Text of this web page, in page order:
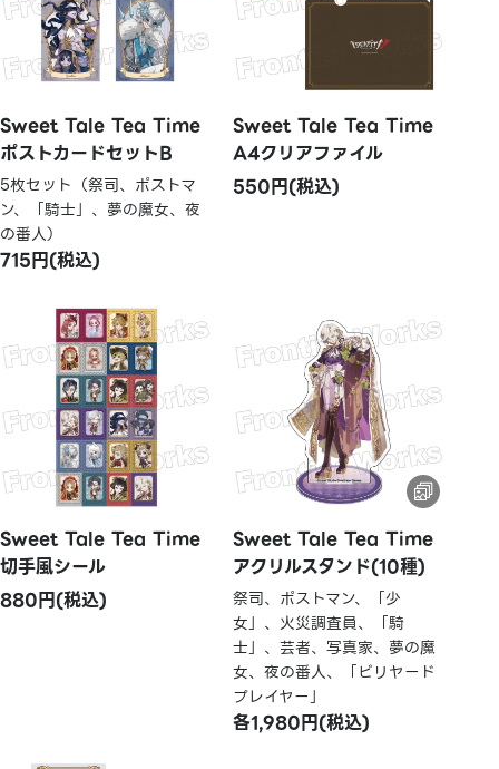
Sweet Tale Tea Time
ポストカードセットB
5枚セット（祭司、ポストマ
ン、「騎士」、夢の魔女、夜
の番人）
715円(税込)
Sweet Tale Tea Time
A4クリアファイル
550円(税込)
Sweet Tale Tea Time
切手風シール
880円(税込)
Sweet Tale Tea Time
アクリルスタンド(10種)
祭司、ポストマン、「少
女」、火災調査員、「騎
士」、芸者、写真家、夢の魔
女、夜の番人、「ビリヤード
プレイヤー」
各1,980円(税込)